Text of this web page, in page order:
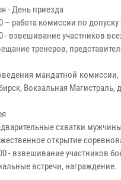
- День приезда
– работа комиссии по
- взвешивание участников
тренеров,
мандатной
Вокзальная
схватки
открытие
- взвешивание участников
встречи, награждение.